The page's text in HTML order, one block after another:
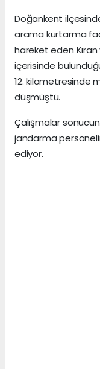
Doğankent
arama kurtarma
hareket eden
içerisinde
12. kilometresinde
düşmüştü.
Çalışmalar
jandarma
ediyor.